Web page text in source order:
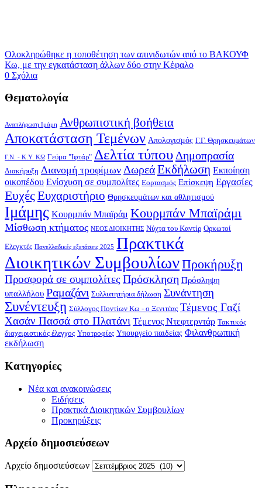
Ολοκληρώθηκε η τοποθέτηση των απινιδωτών από το ΒΑΚΟΥΦ
Κω, με την εγκατάσταση άλλων δύο στην Κέφαλο
0 Σχόλια
Θεματολογία
Αναπλήρωση Ιμάμη Ανθρωπιστική βοήθεια
Αποκατάσταση Τεμένων Απολογισμός Γ.Γ. Θρησκευμάτων
Γ.Ν. - Κ.Υ. ΚΩ Γεύμα "Ιφτάρ" Δελτία τύπου Δημοπρασία
Διακήρυξη Διανομή τροφίμων ΔωρεάΕκδήλωση Εκποίηση
οικοπέδου Ενίσχυση σε συμπολίτες Εορτασμός Επίσκεψη Εργασίες
Ευχές Ευχαριστήριο Θρησκευμάτων και αθλητισμού
Ιμάμης Κουρμπάν Μπαϊράμ Κουρμπάν Μπαϊράμι
Μίσθωση κτήματος ΝΕΟΣ ΔΙΟΙΚΗΤΗΣ Νύχτα του Καντίρ Ορκωτοί
Ελεγκτές Πανελλαδικές εξετάσεις 2025 Πρακτικά
Διοικητικών ΣυμβουλίωνΠροκήρυξη
Προσφορά σε συμπολίτες Πρόσκληση Πρόσληψη
υπαλλήλου Ραμαζάνι Συλλυπητήρια δήλωση Συνάντηση
Συνέντευξη Σύλλογος Ποντίων Κω - ο Ξενιτέας Τέμενος Γαζί
Χασάν Πασσά στο Πλατάνι Τέμενος Ντεφτερντάρ Τακτικός
διαχειριστικός έλεγχος Υποτροφίες Υπουργείο παιδείας Φιλανθρωπική
εκδήλωση
Kατηγορίες
Νέα και ανακοινώσεις
Ειδήσεις
Πρακτικά Διοικητικών Συμβουλίων
Προκηρύξεις
Αρχείο δημοσιεύσεων
Αρχείο δημοσιεύσεων